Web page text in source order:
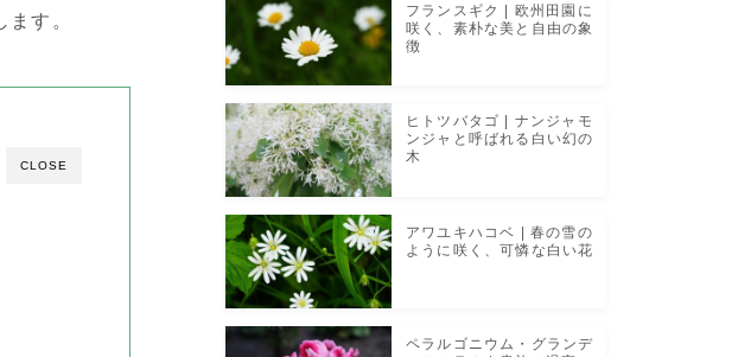
す。
CLOSE
フランスギク | 欧州田園に
咲く、素朴な美と自由の象
徴
ヒトツバタゴ | ナンジャモ
ンジャと呼ばれる白い幻の
木
アワユキハコベ | 春の雪の
ように咲く、可憐な白い花
ペラルゴニウム・グランデ